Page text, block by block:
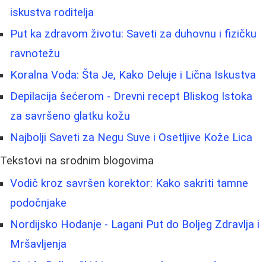
iskustva roditelja
Put ka zdravom životu: Saveti za duhovnu i fizičku
ravnotežu
Koralna Voda: Šta Je, Kako Deluje i Lična Iskustva
Depilacija šećerom - Drevni recept Bliskog Istoka
za savršeno glatku kožu
Najbolji Saveti za Negu Suve i Osetljive Kože Lica
Tekstovi na srodnim blogovima
Vodič kroz savršen korektor: Kako sakriti tamne
podočnjake
Nordijsko Hodanje - Lagani Put do Boljeg Zdravlja i
Mršavljenja